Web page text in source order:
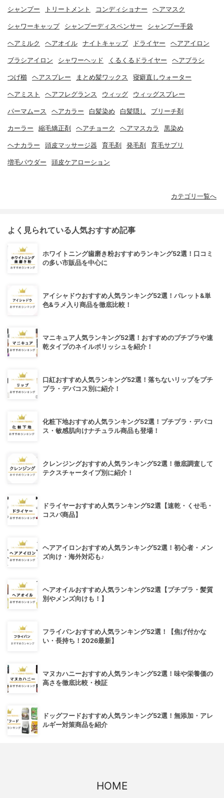
シャンプー トリートメント コンディショナー ヘアマスク
シャワーキャップ シャンプーディスペンサー シャンプー手袋
ヘアミルク ヘアオイル ナイトキャップ ドライヤー ヘアアイロン
ブラシアイロン シャワーヘッド くるくるドライヤー ヘアブラシ
つげ櫛 ヘアスプレー まとめ髪ワックス 寝癖直しウォーター
ヘアミスト ヘアフレグランス ウィッグ ウィッグスプレー
パーマムース ヘアカラー 白髪染め 白髪隠し ブリーチ剤
カーラー 縮毛矯正剤 ヘアチョーク ヘアマスカラ 黒染め
ヘナカラー 頭皮マッサージ器 育毛剤 発毛剤 育毛サプリ
増毛パウダー 頭皮ケアローション
カテゴリ一覧へ
よく見られている人気おすすめ記事
ホワイトニング歯磨き粉おすすめランキング52選！口コミ
の多い市販品を中心に
アイシャドウおすすめ人気ランキング52選！パレット&単
色&ラメ入り商品を徹底比較！
マニキュア人気ランキング52選！おすすめのプチプラや速
乾タイプのネイルポリッシュを紹介！
口紅おすすめ人気ランキング52選！落ちないリップをプチ
プラ・デパコス別に紹介！
化粧下地おすすめ人気ランキング52選！プチプラ・デパコ
ス・敏感肌向けナチュラル商品も登場！
クレンジングおすすめ人気ランキング52選！徹底調査して
テクスチャータイプ別に紹介！
ドライヤーおすすめ人気ランキング52選【速乾・くせ毛・
コスパ商品】
ヘアアイロンおすすめ人気ランキング52選！初心者・メン
ズ向け・海外対応も♪
ヘアオイルおすすめ人気ランキング52選【プチプラ・髪質
別やメンズ向けも！】
フライパンおすすめ人気ランキング52選！【焦げ付かな
い・長持ち！2026最新】
マヌカハニーおすすめ人気ランキング52選！味や栄養価の
高さを徹底比較・検証
ドッグフードおすすめ人気ランキング52選！無添加・アレ
ルギー対策商品を紹介
HOME